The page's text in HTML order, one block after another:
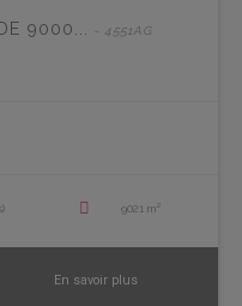
9000... - 4551AG
9021 m²
En savoir plus